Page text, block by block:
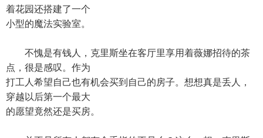
着花园还搭建了一个
小型的魔法实验室。
不愧是有钱人，克里斯坐在客厅里享用着薇娜招待的茶
点，很是感叹。作为
打工人希望自己也有机会买到自己的房子。想想真是丢人，
穿越以后第一个最大
的愿望竟然还是买房。